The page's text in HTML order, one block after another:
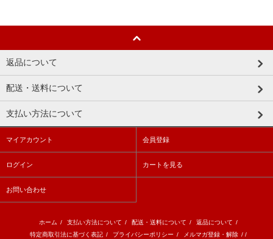
返品について
配送・送料について
支払い方法について
マイアカウント 会員登録
ログイン カートを見る
お問い合わせ
ホーム / 支払い方法について / 配送・送料について / 返品について /
特定商取引法に基づく表記 / プライバシーポリシー / メルマガ登録・解除 / /